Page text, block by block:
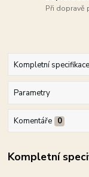
Při dopravě
Kompletní specifikace
Parametry
Komentáře 0
Kompletní